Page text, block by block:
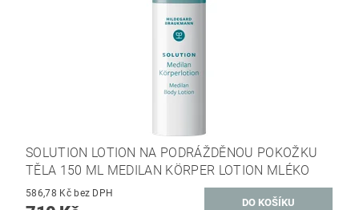
SOLUTION LOTION NA PODRÁŽDĚNOU POKOŽKU
TĚLA 150 ML MEDILAN KÖRPER LOTION MLÉKO
586,78 Kč bez DPH